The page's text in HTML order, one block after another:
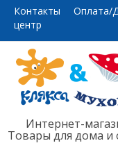
Контакты Оплата/
центр
Интернет-
Товары для дома и